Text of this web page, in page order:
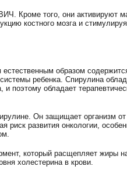
Кроме того, они активируют
костного мозга и стимулируя
образом
ребенка. Спирулина
и поэтому обладает
Он защищает организм от
риск развития онкологии,
который расщепляет жиры
холестерина в крови.